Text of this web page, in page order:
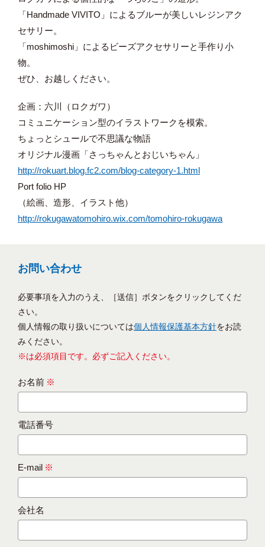
「Handmade VIVITO」によるブルーが美しいレジンアク
セサリー。
「moshimoshi」によるビーズアクセサリーと手作り小
物。
ぜひ、お越しください。
企画：六川（ロクガワ）
コミュニケーション型のイラストワークを模索。
ちょっとシュールで不思議な物語
オリジナル漫画「さっちゃんとおじいちゃん」
http://rokuart.blog.fc2.com/blog-category-1.html
Port folio HP
（絵画、造形、イラスト他）
http://rokugawatomohiro.wix.com/tomohiro-rokugawa
お問い合わせ
必要事項を入力のうえ、［送信］ボタンをクリックしてくだ
さい。
個人情報の取り扱いについては個人情報保護基本方針をお読
みください。
※は必須項目です。必ずご記入ください。
お名前 ※
電話番号
E-mail ※
会社名